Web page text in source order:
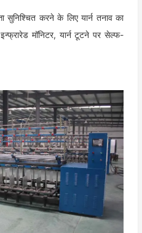
सुनिश्चित करने के लिए यार्न तनाव का
मॉनिटर, यार्न टूटने पर सेल्फ-